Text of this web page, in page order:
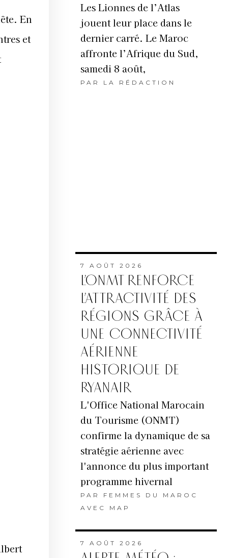
En
et
Les Lionnes de l’Atlas
jouent leur place dans le
dernier carré. Le Maroc
affronte l’Afrique du Sud,
samedi 8 août,
PAR LA RÉDACTION
7 AOÛT 2026
L’ONMT RENFORCE
L’ATTRACTIVITÉ DES
RÉGIONS GRÂCE À
UNE CONNECTIVITÉ
AÉRIENNE
HISTORIQUE DE
RYANAIR
L'Office National Marocain
du Tourisme (ONMT)
confirme la dynamique de sa
stratégie aérienne avec
l'annonce du plus important
programme hivernal
PAR FEMMES DU MAROC
AVEC MAP
7 AOÛT 2026